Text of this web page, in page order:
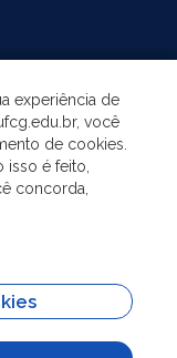
experiência de
você
de cookies.
isso é feito,
concorda,